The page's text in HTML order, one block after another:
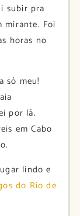
subir pra
mirante. Foi
horas no
só meu!
por lá.
em Cabo
lindo e
do Rio de